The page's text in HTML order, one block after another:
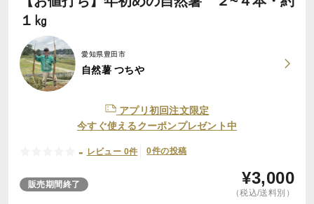
１㎏
愛知県豊田市
自然薯 つちや
アプリ初回注文限定
今すぐ使えるクーポンプレゼント中
- レビュー 0件 0件の投稿
販売期間終了 ¥3,000
（税込/送料別）